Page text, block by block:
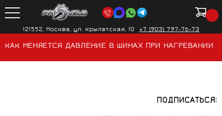
121552, Москва, ул. Крылатская, 10 +7 (903) 797-76-73
КАК МЕНЯЕТСЯ ДАВЛЕНИЕ В ШИНАХ ПРИ НАГРЕВАНИИ
ПОДПИСАТЬСЯ: